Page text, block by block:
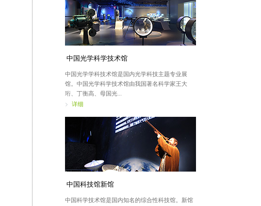
详细
中国光学科学技术馆
中国光学学科技术馆是国内光学科技主题专业展
馆。中国光学科学技术馆由我国著名科学家王大
珩、丁衡高、母国光...
中国科技馆新馆
中国科学技术馆是国内知名的综合性科技馆。新馆